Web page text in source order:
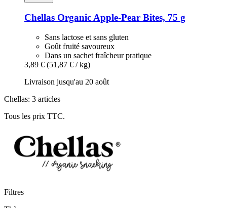
Chellas Organic Apple-​Pear Bites, 75 g
Sans lactose et sans gluten
Goût fruité savoureux
Dans un sachet fraîcheur pratique
3,89 € (51,87 € / kg)
Livraison jusqu'au 20 août
Chellas: 3 articles
Tous les prix TTC.
Filtres